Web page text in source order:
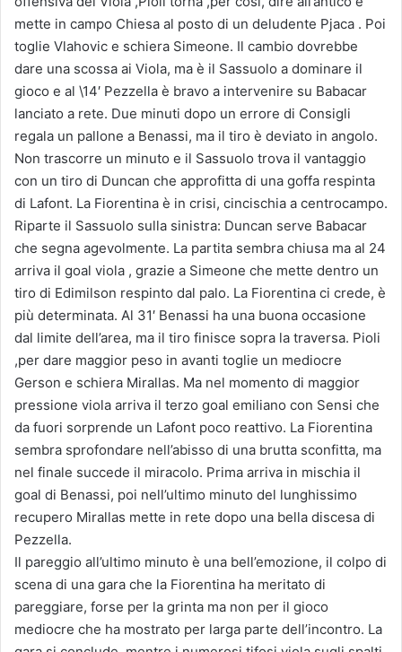
mette in campo Chiesa al posto di un deludente Pjaca . Poi
toglie Vlahovic e schiera Simeone. Il cambio dovrebbe
dare una scossa ai Viola, ma è il Sassuolo a dominare il
gioco e al \14′ Pezzella è bravo a intervenire su Babacar
lanciato a rete. Due minuti dopo un errore di Consigli
regala un pallone a Benassi, ma il tiro è deviato in angolo.
Non trascorre un minuto e il Sassuolo trova il vantaggio
con un tiro di Duncan che approfitta di una goffa respinta
di Lafont. La Fiorentina è in crisi, cincischia a centrocampo.
Riparte il Sassuolo sulla sinistra: Duncan serve Babacar
che segna agevolmente. La partita sembra chiusa ma al 24
arriva il goal viola , grazie a Simeone che mette dentro un
tiro di Edimilson respinto dal palo. La Fiorentina ci crede, è
più determinata. Al 31′ Benassi ha una buona occasione
dal limite dell’area, ma il tiro finisce sopra la traversa. Pioli
,per dare maggior peso in avanti toglie un mediocre
Gerson e schiera Mirallas. Ma nel momento di maggior
pressione viola arriva il terzo goal emiliano con Sensi che
da fuori sorprende un Lafont poco reattivo. La Fiorentina
sembra sprofondare nell’abisso di una brutta sconfitta, ma
nel finale succede il miracolo. Prima arriva in mischia il
goal di Benassi, poi nell’ultimo minuto del lunghissimo
recupero Mirallas mette in rete dopo una bella discesa di
Pezzella.
Il pareggio all’ultimo minuto è una bell’emozione, il colpo di
scena di una gara che la Fiorentina ha meritato di
pareggiare, forse per la grinta ma non per il gioco
mediocre che ha mostrato per larga parte dell’incontro. La